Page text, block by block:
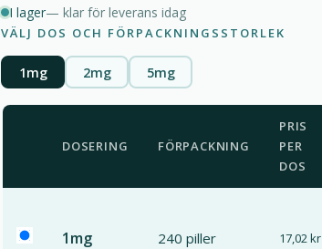
I lager— klar för leverans idag
VÄLJ DOS OCH FÖRPACKNINGSSTORLEK
1mg 2mg 5mg
DOSERING FÖRPACKNING
PRIS
PER
DOS
1mg 240 piller 17,02 kr